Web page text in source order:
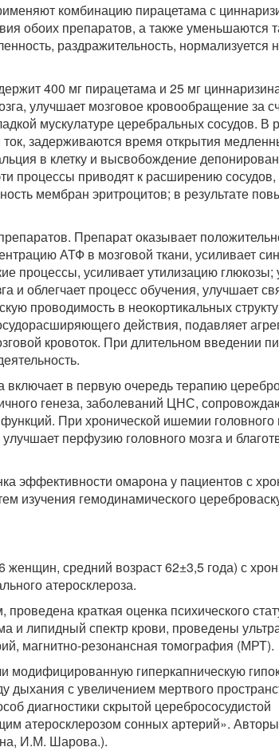
комбинацию пирацетама с
обоих препаратов, а также уменьшаются
раздражительность, нормализуется
400 мг пирацетама и 25 мг
улучшает мозговое кровообращение за
мускулатуре церебральных сосудов. В
задерживаются время открытия
в клетку и высвобождение
процессы приводят к расширению
мембран эритроцитов; в результате
Препарат оказывает
АТФ в мозговой ткани, усиливает
процессы, усиливает утилизацию глюкозы;
и облегчает процесс обучения, улучшает
проводимость в неокортикальных
действия, подавляет
кровоток. При длительном введении
в первую очередь терапию
генеза, заболеваний ЦНС,
При хронической ишемии головного
перфузию головного мозга и
эффективности омарона у пациентов с
изучения гемодинамического
средний возраст 62±3,5 года) с
атеросклероза.
краткая оценка психического
и липидный спектр крови, проведены
магнитно-резонансная томография (МРТ).
модифицированную гиперкапническую
дыхания с увеличением мертвого
диагностики скрытой церебрососудистой
атеросклерозом сонных артерий».
И.М. Шарова.).